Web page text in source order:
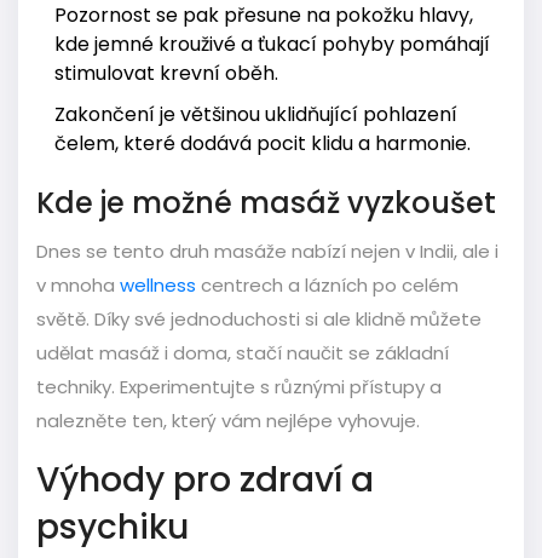
Pozornost se pak přesune na pokožku hlavy,
kde jemné krouživé a ťukací pohyby pomáhají
stimulovat krevní oběh.
Zakončení je většinou uklidňující pohlazení
čelem, které dodává pocit klidu a harmonie.
Kde je možné masáž vyzkoušet
Dnes se tento druh masáže nabízí nejen v Indii, ale i
v mnoha wellness centrech a lázních po celém
světě. Díky své jednoduchosti si ale klidně můžete
udělat masáž i doma, stačí naučit se základní
techniky. Experimentujte s různými přístupy a
nalezněte ten, který vám nejlépe vyhovuje.
Výhody pro zdraví a
psychiku